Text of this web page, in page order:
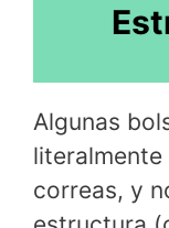
Algunas
correas, y